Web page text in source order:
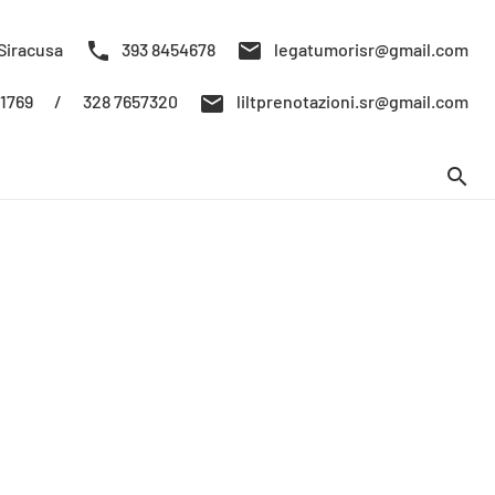
phone 393 8454678 mail legatumorisr@gmail.com
/ 328 7657320 mail liltprenotazioni.sr@gmail.com
search